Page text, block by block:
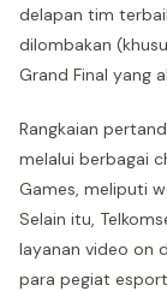
delapan tim
dilombakan
Grand Final yang
Rangkaian
melalui berbagai
Games, meliputi
Selain itu,
layanan video on
para pegiat